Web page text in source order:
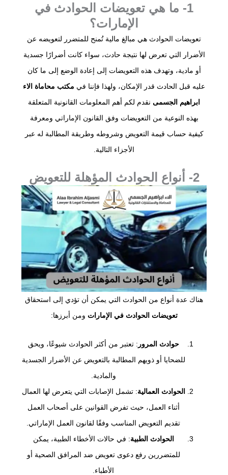
1- ما هي تعويضات الحوادث في
الإمارات؟
تعويضات الحوادث هي مبالغ مالية تُمنح للمتضرر لتعويضه عن
الأضرار التي تعرض لها نتيجة حادث، سواء كانت أضرارًا جسدية
أو مادية، وتهدف هذه التعويضات إلى إعادة الوضع إلى ما كان
عليه قبل الحادث قدر الإمكان، ولهذا فإننا في مكتب محاماة الاء
ابراهيم الجسمى نقدم لكم أهم المعلومات القانونية المتعلقة
بهذه النوعية من التعويضات وفق القانون الإماراتي ومعرفة
كيفية حساب قيمة التعويض وشروطه وطريقة المطالبة له عبر
الأجزاء التالية.
2- أنواع الحوادث المؤهلة للتعويض
هناك عدة أنواع من الحوادث التي يمكن أن تؤدي إلى استحقاق
تعويضات الحوادث في الإمارات ومن أبرزها:
حوادث المرور : تعتبر من أكثر الحوادث شيوعًا، ويحق
للضحايا أو ذويهم المطالبة بالتعويض عن الأضرار الجسدية
والمادية.
الحوادث العمالية: تشمل الإصابات التي يتعرض لها العمال
أثناء العمل، حيث تفرض القوانين على أصحاب العمل
تقديم التعويض المناسب وفقًا لقانون العمل الإماراتي.
الحوادث الطبية: في حالات الأخطاء الطبية، يمكن
للمتضررين رفع دعوى تعويض ضد المرافق الصحية أو
الأطباء.